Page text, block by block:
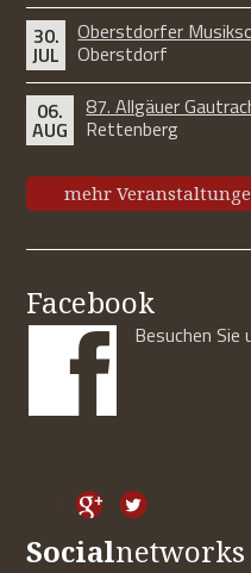
30.
JUL
Oberstdorfer
Oberstdorf
06.
AUG
87. Allgäuer
Rettenberg
mehr
Facebook
Besuchen Sie
Socialnetworks